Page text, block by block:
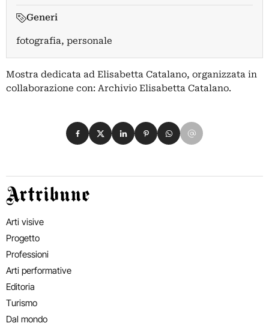
Generi
fotografia, personale
Mostra dedicata ad Elisabetta Catalano, organizzata in
collaborazione con: Archivio Elisabetta Catalano.
Condividi su Facebook
Condividi su X
Condividi su LinkedIn
Condividi su Pinterest
Condividi su WhatsApp
Condividi su Email
Artribune
Arti visive
Progetto
Professioni
Arti performative
Editoria
Turismo
Dal mondo